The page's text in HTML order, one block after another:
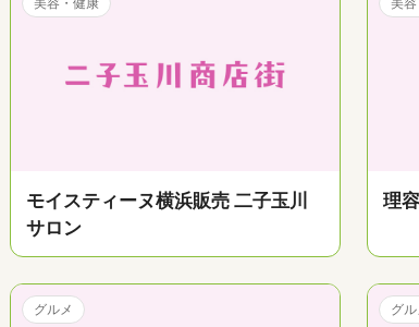
モイスティーヌ横浜販売 二子玉川
サロン
理
グルメ グ